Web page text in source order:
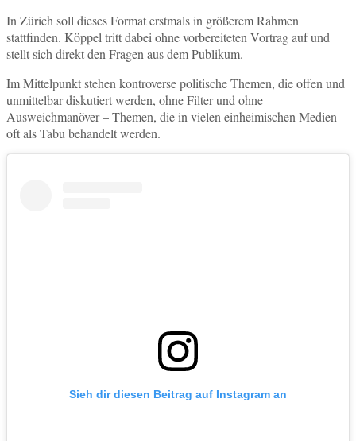
In Zürich soll dieses Format erstmals in größerem Rahmen
stattfinden. Köppel tritt dabei ohne vorbereiteten Vortrag auf und
stellt sich direkt den Fragen aus dem Publikum.
Im Mittelpunkt stehen kontroverse politische Themen, die offen und
unmittelbar diskutiert werden, ohne Filter und ohne
Ausweichmanöver – Themen, die in vielen einheimischen Medien
oft als Tabu behandelt werden.
Sieh dir diesen Beitrag auf Instagram an